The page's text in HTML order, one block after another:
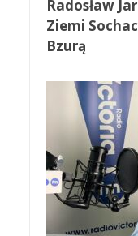
Radosław
Ziemi
Bzurą